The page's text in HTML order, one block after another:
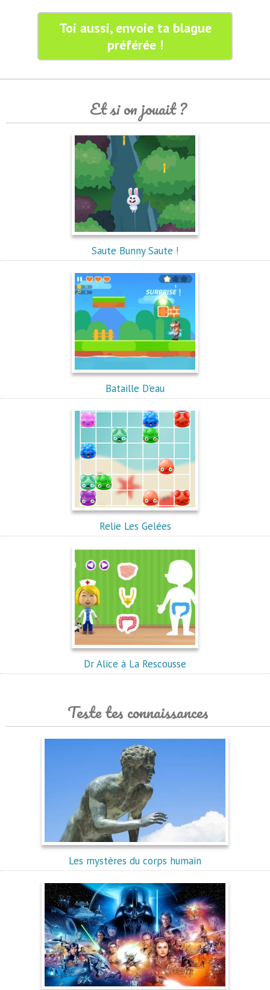
Toi aussi, envoie ta blague
préférée !
Et si on jouait ?
Saute Bunny Saute !
Bataille D'eau
Relie Les Gelées
Dr Alice à La Rescousse
Teste tes connaissances
Les mystères du corps humain